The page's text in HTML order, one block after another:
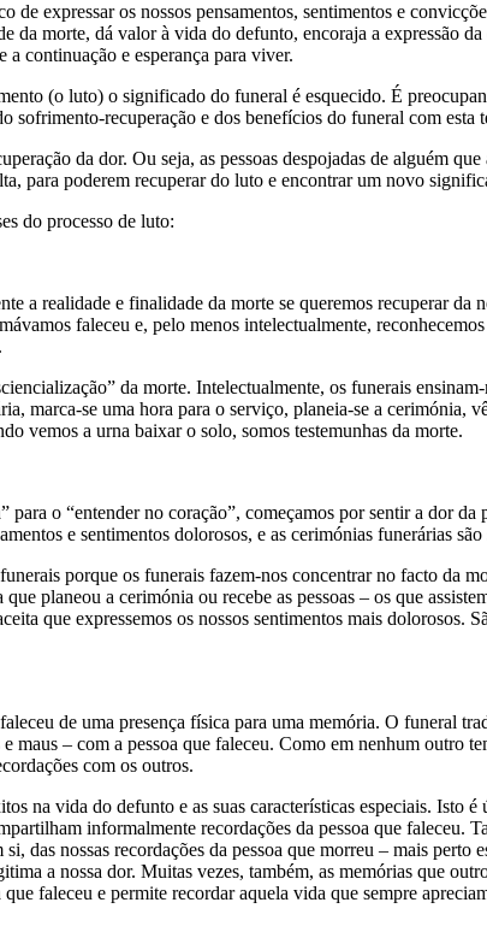
expressar os nossos pensamentos, sentimentos e
da morte, dá valor à vida do defunto, encoraja a expressão
a continuação e esperança para viver.
(o luto) o significado do funeral é esquecido. É
recuperação e dos benefícios do funeral com esta
da dor. Ou seja, as pessoas despojadas de alguém
para poderem recuperar do luto e encontrar um novo
do processo de luto:
a realidade e finalidade da morte se queremos recuperar da
faleceu e, pelo menos intelectualmente,
da morte. Intelectualmente, os funerais
marca-se uma hora para o serviço, planeia-se a cerimónia,
vemos a urna baixar o solo, somos testemunhas da morte.
o “entender no coração”, começamos por sentir a dor
e sentimentos dolorosos, e as cerimónias funerárias
porque os funerais fazem-nos concentrar no facto da
planeou a cerimónia ou recebe as pessoas – os que
que expressemos os nossos sentimentos mais dolorosos.
de uma presença física para uma memória. O funeral
maus – com a pessoa que faleceu. Como em nenhum outro
com os outros.
na vida do defunto e as suas características especiais. Isto
informalmente recordações da pessoa que faleceu.
das nossas recordações da pessoa que morreu – mais
a nossa dor. Muitas vezes, também, as memórias que
faleceu e permite recordar aquela vida que sempre